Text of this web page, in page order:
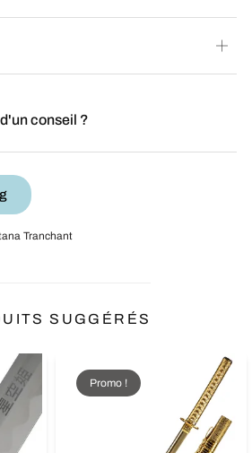
conseil ?
Tranchant
SUGGÉRÉS
Promo !